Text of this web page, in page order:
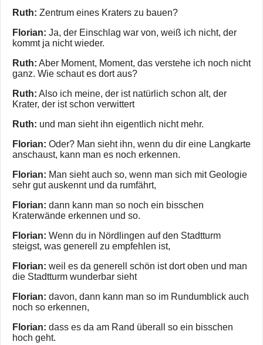
Ruth: Zentrum eines Kraters zu bauen?
Florian: Ja, der Einschlag war von, weiß ich nicht, der
kommt ja nicht wieder.
Ruth: Aber Moment, Moment, das verstehe ich noch nicht
ganz. Wie schaut es dort aus?
Ruth: Also ich meine, der ist natürlich schon alt, der
Krater, der ist schon verwittert
Ruth: und man sieht ihn eigentlich nicht mehr.
Florian: Oder? Man sieht ihn, wenn du dir eine Langkarte
anschaust, kann man es noch erkennen.
Florian: Man sieht auch so, wenn man sich mit Geologie
sehr gut auskennt und da rumfährt,
Florian: dann kann man so noch ein bisschen
Kraterwände erkennen und so.
Florian: Wenn du in Nördlingen auf den Stadtturm
steigst, was generell zu empfehlen ist,
Florian: weil es da generell schön ist dort oben und man
die Stadtturm wunderbar sieht
Florian: davon, dann kann man so im Rundumblick auch
noch so erkennen,
Florian: dass es da am Rand überall so ein bisschen
hoch geht.